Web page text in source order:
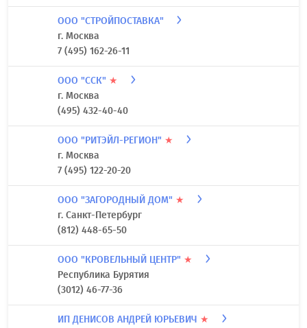
ООО "СТРОЙПОСТАВКА"
г. Москва
7 (495) 162-26-11
ООО "ССК" ★
г. Москва
(495) 432-40-40
ООО "РИТЭЙЛ-РЕГИОН" ★
г. Москва
7 (495) 122-20-20
ООО "ЗАГОРОДНЫЙ ДОМ" ★
г. Санкт-Петербург
(812) 448-65-50
ООО "КРОВЕЛЬНЫЙ ЦЕНТР" ★
Республика Бурятия
(3012) 46-77-36
ИП ДЕНИСОВ АНДРЕЙ ЮРЬЕВИЧ ★